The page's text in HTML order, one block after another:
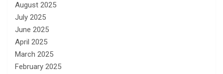
August 2025
July 2025
June 2025
April 2025
March 2025
February 2025